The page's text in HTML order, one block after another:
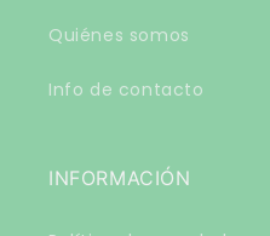
Quiénes somos
Info de contacto
INFORMACIÓN